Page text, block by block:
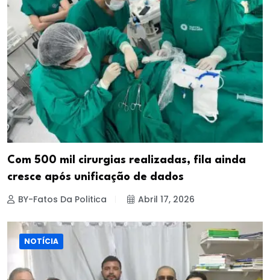
Com 500 mil cirurgias realizadas, fila ainda
cresce após unificação de dados
BY-Fatos Da Politica Abril 17, 2026
NOTÍCIA